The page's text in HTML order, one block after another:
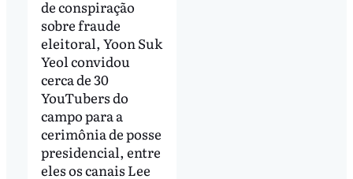
de conspiração
sobre fraude
eleitoral, Yoon Suk
Yeol convidou
cerca de 30
YouTubers do
campo para a
cerimônia de posse
presidencial, entre
eles os canais Lee